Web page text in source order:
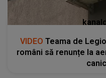
VIDEO Teama de
români să renunțe la